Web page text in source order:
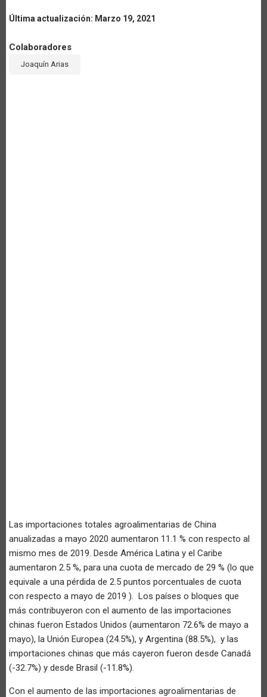
Última actualización: Marzo 19, 2021
Colaboradores
Joaquín Arias
Las importaciones totales agroalimentarias de China
anualizadas a mayo 2020 aumentaron 11.1 % con respecto al
mismo mes de 2019. Desde América Latina y el Caribe
aumentaron 2.5 %, para una cuota de mercado de 29 % (lo que
equivale a una pérdida de 2.5 puntos porcentuales de cuota
con respecto a mayo de 2019 ). Los países o bloques que
más contribuyeron con el aumento de las importaciones
chinas fueron Estados Unidos (aumentaron 72.6% de mayo a
mayo), la Unión Europea (24.5%), y Argentina (88.5%), y las
importaciones chinas que más cayeron fueron desde Canadá
(-32.7%) y desde Brasil (-11.8%).
Con el aumento de las importaciones agroalimentarias de